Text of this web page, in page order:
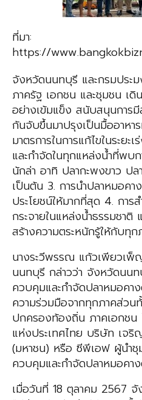
ที่มา:
https://
จังหวัดนนทบุรี และกรมประ
ภาครัฐ เอกชน และชุมชน เดิ
อย่างเข้มแข็ง สนับสนุนการ
กันจับขึ้นมาปรุงเป็นมื้ออาหา
มาตรการในการแก้ไขในระย
และกำจัดในทุกแหล่งน้ำที่พบ
นักล่า อาทิ ปลากะพงขาว ป
เป็นต้น 3. การนำปลาหมอคา
ประโยชน์ให้มากที่สุด 4. การ
กระจายในแหล่งน้ำธรรมชาติ
สร้างความตระหนักรู้ให้กับทุ
นางระวีพรรณ แก้วเพียวเพ็
นนทบุรี กล่าวว่า จังหวัดนน
ควบคุมและกำจัดปลาหมอคา
ความร่วมมือจากทุกภาคส่ว
ปกครองท้องถิ่น ภาคเอกชน
แห่งประเทศไทย บริษัท เจ
(มหาชน) หรือ ซีพีเอฟ ผู้นำชุ
ควบคุมและกำจัดปลาหมอคา
เมื่อวันที่ 18 ตุลาคม 2567